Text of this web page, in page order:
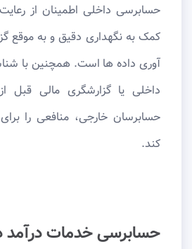
حسابرسی داخلی اطمینان از
کمک به نگهداری دقیق و به موقع
آوری داده ها است. همچنین با
داخلی یا گزارشگری مالی
حسابرسان خارجی، منافعی را
کند.
حسابرسی خدمات درآمد